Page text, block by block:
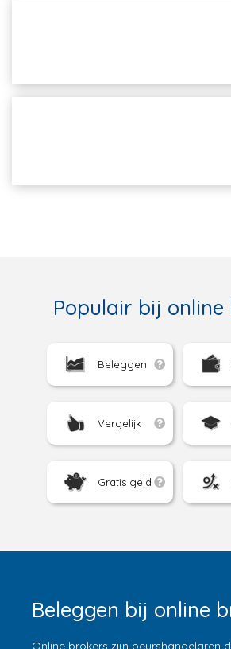
Populair bij online
Beleggen
Vergelijk
Gratis geld
Beleggen bij online
Online brokers zijn beurshandelaren